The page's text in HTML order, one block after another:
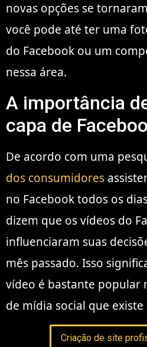
novas opções se
você pode até ter uma
do Facebook ou um
nessa área.
A importância
capa de
De acordo com uma
dos consumidores
no Facebook todos os
dizem que os vídeos do
influenciaram suas
mês passado. Isso
vídeo é bastante popular
de mídia social que existe
Criação de site